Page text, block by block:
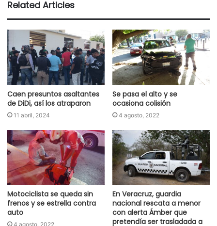
Related Articles
Caen presuntos asaltantes
de DiDi, así los atraparon
11 abril, 2024
Se pasa el alto y se
ocasiona colisión
4 agosto, 2022
Motociclista se queda sin
frenos y se estrella contra
auto
4 agosto, 2022
En Veracruz, guardia
nacional rescata a menor
con alerta Ámber que
pretendía ser trasladada a